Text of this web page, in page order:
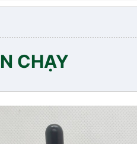
CHẠY